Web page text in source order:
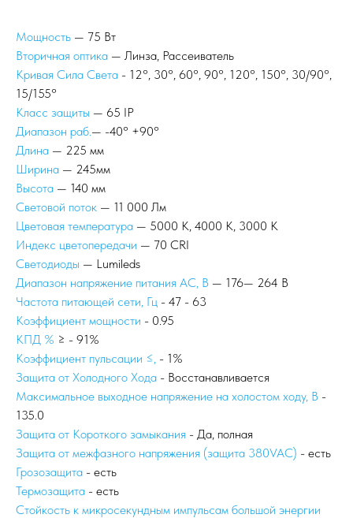
Мощность — 75 Вт
Вторичная оптика — Линза, Рассеиватель
Кривая Сила Света - 12°, 30°, 60°, 90°, 120°, 150°, 30/90°,
15/155°
Класс защиты — 65 IP
Диапазон раб.— -40° +90°
Длина — 225 мм
Ширина — 245мм
Высота — 140 мм
Световой поток — 11 000 Лм
Цветовая температура — 5000 К, 4000 К, 3000 К
Индекс цветопередачи — 70 CRI
Светодиоды — Lumileds
Диапазон напряжение питания АС, В — 176— 264 В
Частота питающей сети, Гц - 47 - 63
Коэффициент мощности - 0.95
КПД % ≥ - 91%
Коэффициент пульсации ≤, - 1%
Защита от Холодного Хода - Восстанавливается
Максимальное выходное напряжение на холостом ходу, В -
135.0
Защита от Короткого замыкания - Да, полная
Защита от межфазного напряжения (защита 380VAC) - есть
Грозозащита - есть
Термозащита - есть
Стойкость к микросекундным импульсам большой энергии